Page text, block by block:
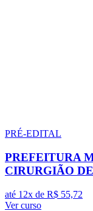
PRÉ-EDITAL
PREFEITURA
CIRURGIÃO
até 12x de R$ 55,72
Ver curso